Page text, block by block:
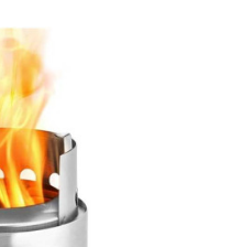
une fabrication et un
Grèce afin de réduire
Primus soutient la
en achetant un volume
chaque cartouche.
à valve filetée, elle offre
que la Power Gas